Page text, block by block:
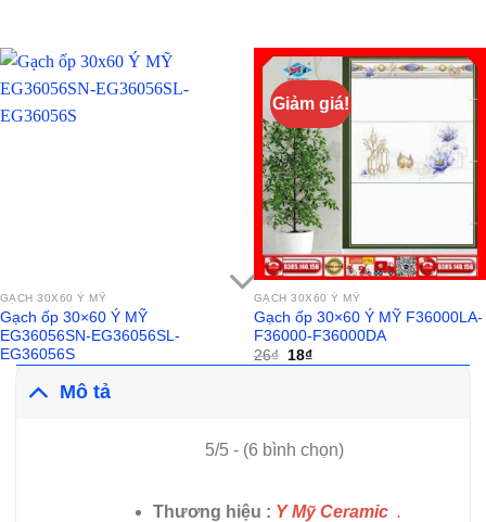
GẠCH 30X60 Ý MỸ
Gạch ốp 30×60 Ý MỸ
EG36056SN-EG36056SL-
EG36056S
Giảm giá!
GẠCH 30X60 Ý MỸ
Gạch ốp 30×60 Ý MỸ F36000LA-
F36000-F36000DA
26₫
Giá
gốc
18₫Giá
hiện
Mô tả
5/5 - (6 bình chọn)
Thương hiệu : Y Mỹ Ceramic .